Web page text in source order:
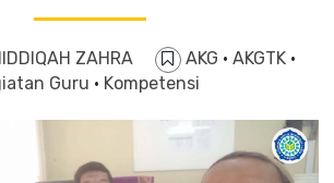
ZAHRA AKG · AKGTK ·
Guru · Kompetensi